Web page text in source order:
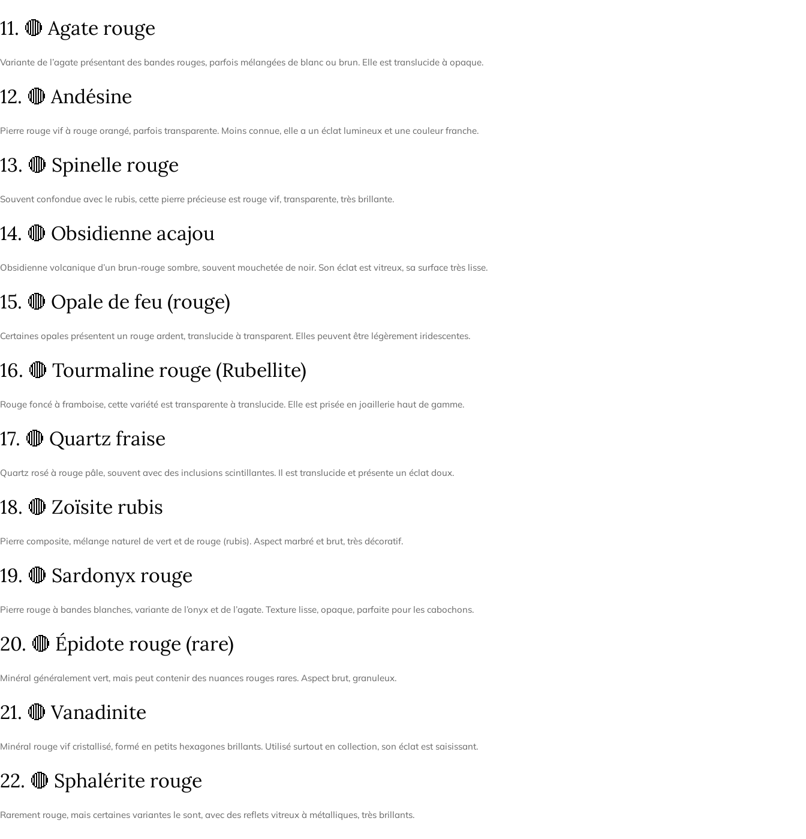
â
11. 🔴 Agate rouge
Variante de l’agate présentant des bandes rouges, parfois mélangées de blanc ou brun. Elle est translucide à opaque.
12. 🔴 Andésine
Pierre rouge vif à rouge orangé, parfois transparente. Moins connue, elle a un éclat lumineux et une couleur franche.
13. 🔴 Spinelle rouge
Souvent confondue avec le rubis, cette pierre précieuse est rouge vif, transparente, très brillante.
14. 🔴 Obsidienne acajou
Obsidienne volcanique d’un brun-rouge sombre, souvent mouchetée de noir. Son éclat est vitreux, sa surface très lisse.
15. 🔴 Opale de feu (rouge)
Certaines opales présentent un rouge ardent, translucide à transparent. Elles peuvent être légèrement iridescentes.
16. 🔴 Tourmaline rouge (Rubellite)
Rouge foncé à framboise, cette variété est transparente à translucide. Elle est prisée en joaillerie haut de gamme.
17. 🔴 Quartz fraise
Quartz rosé à rouge pâle, souvent avec des inclusions scintillantes. Il est translucide et présente un éclat doux.
18. 🔴 Zoïsite rubis
Pierre composite, mélange naturel de vert et de rouge (rubis). Aspect marbré et brut, très décoratif.
19. 🔴 Sardonyx rouge
Pierre rouge à bandes blanches, variante de l’onyx et de l’agate. Texture lisse, opaque, parfaite pour les cabochons.
20. 🔴 Épidote rouge (rare)
Minéral généralement vert, mais peut contenir des nuances rouges rares. Aspect brut, granuleux.
21. 🔴 Vanadinite
Minéral rouge vif cristallisé, formé en petits hexagones brillants. Utilisé surtout en collection, son éclat est saisissant.
22. 🔴 Sphalérite rouge
Rarement rouge, mais certaines variantes le sont, avec des reflets vitreux à métalliques, très brillants.